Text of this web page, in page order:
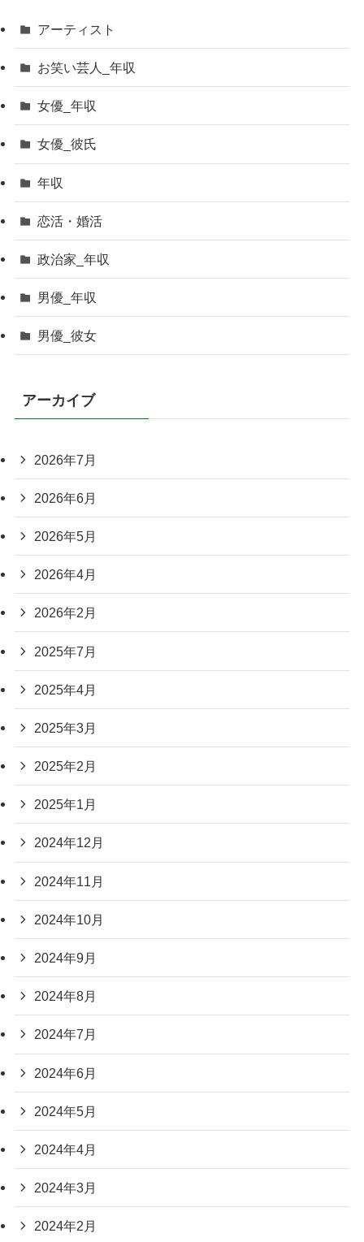
アーティスト
お笑い芸人_年収
女優_年収
女優_彼氏
年収
恋活・婚活
政治家_年収
男優_年収
男優_彼女
アーカイブ
2026年7月
2026年6月
2026年5月
2026年4月
2026年2月
2025年7月
2025年4月
2025年3月
2025年2月
2025年1月
2024年12月
2024年11月
2024年10月
2024年9月
2024年8月
2024年7月
2024年6月
2024年5月
2024年4月
2024年3月
2024年2月